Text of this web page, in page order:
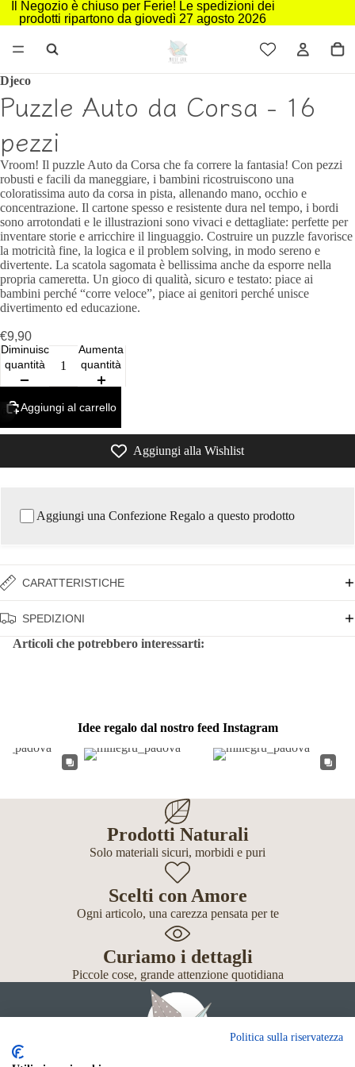
Il Negozio è chiuso per Ferie! Le spedizioni dei
prodotti ripartono da giovedì 27 agosto 2026
6
Djeco
Puzzle Auto da Corsa - 16
pezzi
Vroom! Il puzzle Auto da Corsa che fa correre la fantasia! Con pezzi
robusti e facili da maneggiare, i bambini ricostruiscono una
coloratissima auto da corsa in pista, allenando mano, occhio e
concentrazione. Il cartone spesso e resistente dura nel tempo, i bordi
sono arrotondati e le illustrazioni sono vivaci e dettagliate: perfette per
inventare storie e arricchire il linguaggio. Costruire un puzzle favorisce
la motricità fine, la logica e il problem solving, in modo sereno e
divertente. La scatola sagomata è bellissima anche da esporre nella
propria cameretta. Un gioco di qualità, sicuro e testato: piace ai
bambini perché “corre veloce”, piace ai genitori perché unisce
divertimento ed educazione.
€9,90
Diminuisci
quantità
Aumenta
quantità
Aggiungi al carrello
Aggiungi alla Wishlist
Aggiungi una Confezione Regalo a questo prodotto
CARATTERISTICHE
SPEDIZIONI
Articoli che potrebbero interessarti:
Idee regalo dal nostro feed Instagram
Prodotti Naturali
Solo materiali sicuri, morbidi e puri
Scelti con Amore
Ogni articolo, una carezza pensata per te
Curiamo i dettagli
Piccole cose, grande attenzione quotidiana
Politica sulla riservatezza